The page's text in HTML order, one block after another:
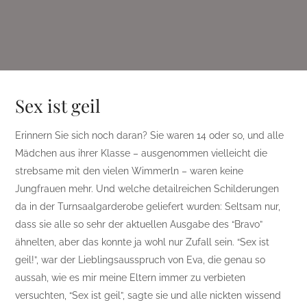
Sex ist geil
Erinnern Sie sich noch daran? Sie waren 14 oder so, und alle
Mädchen aus ihrer Klasse – ausgenommen vielleicht die
strebsame mit den vielen Wimmerln – waren keine
Jungfrauen mehr. Und welche detailreichen Schilderungen
da in der Turnsaalgarderobe geliefert wurden: Seltsam nur,
dass sie alle so sehr der aktuellen Ausgabe des “Bravo”
ähnelten, aber das konnte ja wohl nur Zufall sein. “Sex ist
geil!”, war der Lieblingsausspruch von Eva, die genau so
aussah, wie es mir meine Eltern immer zu verbieten
versuchten, “Sex ist geil”, sagte sie und alle nickten wissend